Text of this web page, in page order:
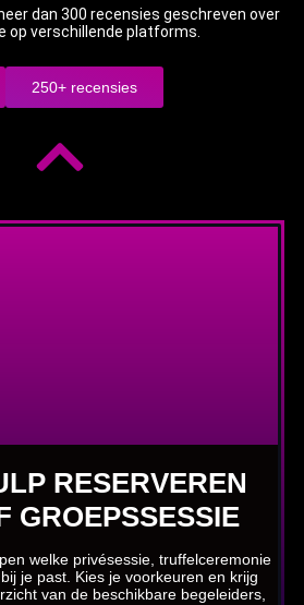
dan 300 recensies geschreven over
op verschillende platforms.
250+ recensies
RESERVEREN
GROEPSSESSIE
welke privésessie, truffelceremonie
je past. Kies je voorkeuren en krijg
van de beschikbare begeleiders,